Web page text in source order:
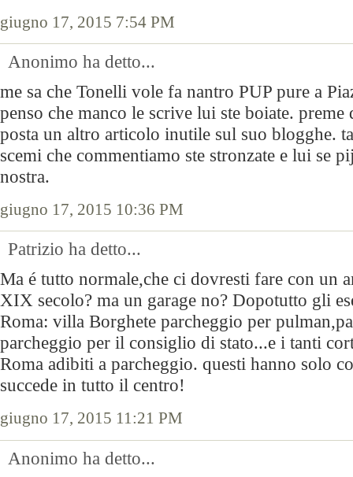
giugno 17, 2015 7:54 PM
Anonimo ha detto...
me sa che Tonelli vole fa nantro PUP pure a
penso che manco le scrive lui ste boiate.
posta un altro articolo inutile sul suo blogghe.
scemi che commentiamo ste stronzate e lui se
nostra.
giugno 17, 2015 10:36 PM
Patrizio ha detto...
Ma é tutto normale,che ci dovresti fare con un
XIX secolo? ma un garage no? Dopotutto gli
Roma: villa Borghete parcheggio per
parcheggio per il consiglio di stato...e i tanti
Roma adibiti a parcheggio. questi hanno solo
succede in tutto il centro!
giugno 17, 2015 11:21 PM
Anonimo ha detto...